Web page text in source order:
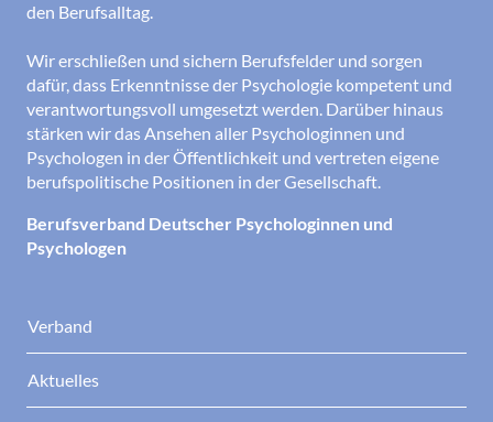
den Berufsalltag.
Wir erschließen und sichern Berufsfelder und sorgen
dafür, dass Erkenntnisse der Psychologie kompetent und
verantwortungsvoll umgesetzt werden. Darüber hinaus
stärken wir das Ansehen aller Psychologinnen und
Psychologen in der Öffentlichkeit und vertreten eigene
berufspolitische Positionen in der Gesellschaft.
Berufsverband Deutscher Psychologinnen und
Psychologen
Verband
Aktuelles